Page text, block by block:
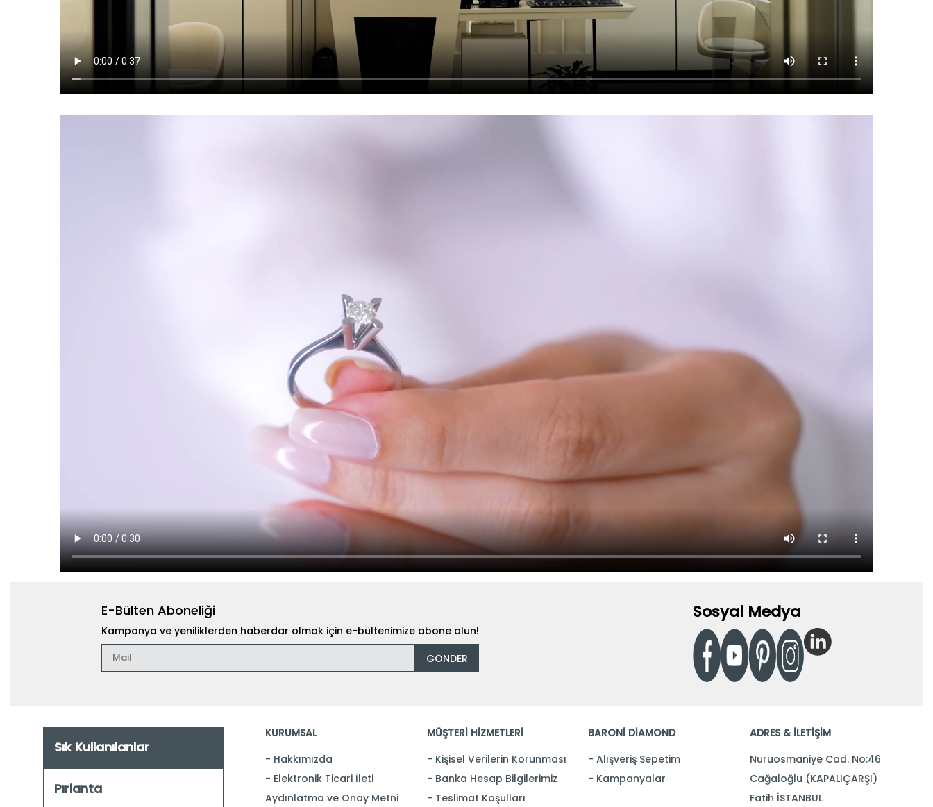
E-Bülten Aboneliği
Kampanya ve yeniliklerden haberdar olmak için e-bültenimize abone olun!
GÖNDER
Sosyal Medya
Sık Kullanılanlar
Pırlanta
KURUMSAL
Hakkımızda
Elektronik Ticari İleti
Aydınlatma ve Onay Metni
MÜŞTERİ HİZMETLERİ
Kişisel Verilerin Korunması
Banka Hesap Bilgilerimiz
Teslimat Koşulları
BARONİ DİAMOND
Alışveriş Sepetim
Kampanyalar
ADRES & İLETİŞİM
Nuruosmaniye Cad. No:46
Cağaloğlu (KAPALIÇARŞI)
Fatih İSTANBUL